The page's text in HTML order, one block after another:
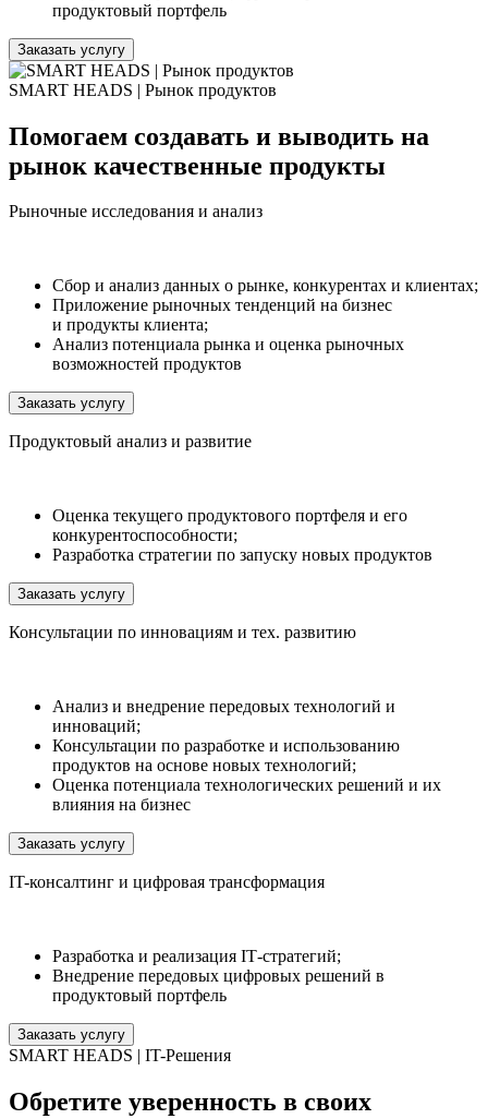
продуктовый портфель
Заказать услугу
SMART HEADS | Рынок продуктов
Помогаем создавать и выводить на
рынок качественные продукты
Рыночные исследования и анализ
Сбор и анализ данных о рынке, конкурентах и клиентах;
Приложение рыночных тенденций на бизнес
и продукты клиента;
Анализ потенциала рынка и оценка рыночных
возможностей продуктов
Заказать услугу
Продуктовый анализ и развитие
Оценка текущего продуктового портфеля и его
конкурентоспособности;
Разработка стратегии по запуску новых продуктов
Заказать услугу
Консультации по инновациям и тех. развитию
Анализ и внедрение передовых технологий и
инноваций;
Консультации по разработке и использованию
продуктов на основе новых технологий;
Оценка потенциала технологических решений и их
влияния на бизнес
Заказать услугу
IT-консалтинг и цифровая трансформация
Разработка и реализация IТ-стратегий;
Внедрение передовых цифровых решений в
продуктовый портфель
Заказать услугу
SMART HEADS | IT-Решения
Обретите уверенность в своих